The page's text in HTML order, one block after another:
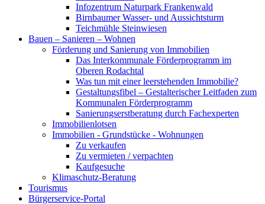
Infozentrum Naturpark Frankenwald
Birnbaumer Wasser- und Aussichtsturm
Teichmühle Steinwiesen
Bauen – Sanieren – Wohnen
Förderung und Sanierung von Immobilien
Das Interkommunale Förderprogramm im
Oberen Rodachtal
Was tun mit einer leerstehenden Immobilie?
Gestaltungsfibel – Gestalterischer Leitfaden zum
Kommunalen Förderprogramm
Sanierungserstberatung durch Fachexperten
Immobilienlotsen
Immobilien - Grundstücke - Wohnungen
Zu verkaufen
Zu vermieten / verpachten
Kaufgesuche
Klimaschutz-Beratung
Tourismus
Bürgerservice-Portal